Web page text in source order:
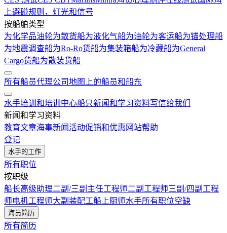
上避碰规则，灯光和信号
按船舶类型
为化学品油轮为散货船为液化气船为油轮为客运船为锚处理船
为地震调查船为Ro-Ro货船为集装箱船为冷藏船为General
Cargo货船为散装货船
所有船员代理公司地图上的船员和船东
水手培训和培训中心船只新闻和学习资料写信给我们
新闻和学习资料
教育文章海事新闻活动促销和优惠 网站帮助
登记
水手的工作
所有职位
按职级
船长高级助理二副/三副 主任工程师二副工程师三副/四副工程
师电机工程师大副 装配工船上厨师水手所有职位空缺
海员简历
所有简历